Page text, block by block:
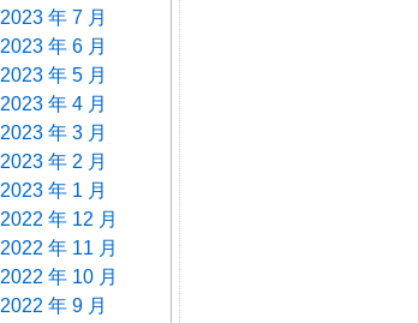
2023 年 7 月
2023 年 6 月
2023 年 5 月
2023 年 4 月
2023 年 3 月
2023 年 2 月
2023 年 1 月
2022 年 12 月
2022 年 11 月
2022 年 10 月
2022 年 9 月